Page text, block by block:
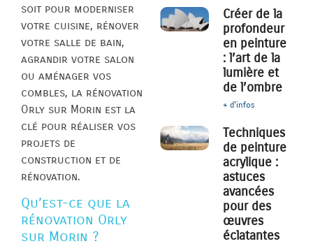
soit pour moderniser
votre cuisine, rénover
votre salle de bain,
agrandir votre salon
ou aménager vos
combles, la rénovation
Orly sur Morin est la
clé pour réaliser vos
projets de
construction et de
rénovation.
Qu’est-ce que la
rénovation Orly
sur Morin ?
Créer de la
profondeur
en peinture
: l’art de la
lumière et
de l’ombre
+ d'infos
Techniques
de peinture
acrylique :
astuces
avancées
pour des
œuvres
éclatantes